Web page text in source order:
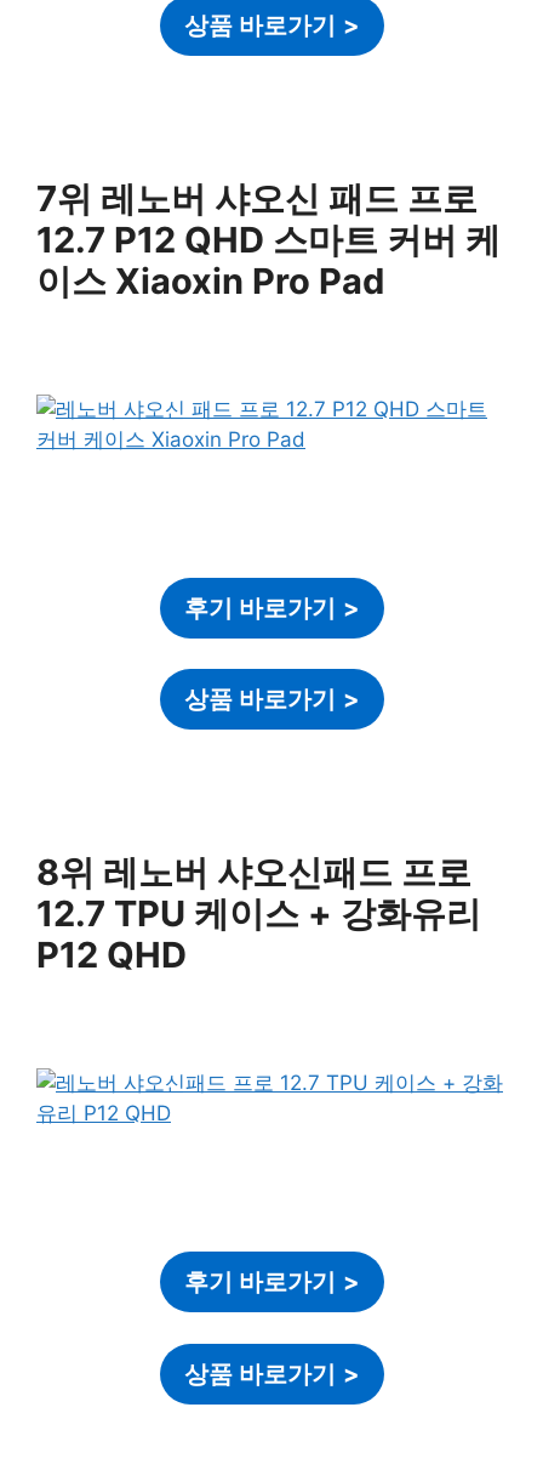
상품 바로가기 >
7위 레노버 샤오신 패드 프로
12.7 P12 QHD 스마트 커버 케
이스 Xiaoxin Pro Pad
후기 바로가기 >
상품 바로가기 >
8위 레노버 샤오신패드 프로
12.7 TPU 케이스 + 강화유리
P12 QHD
후기 바로가기 >
상품 바로가기 >